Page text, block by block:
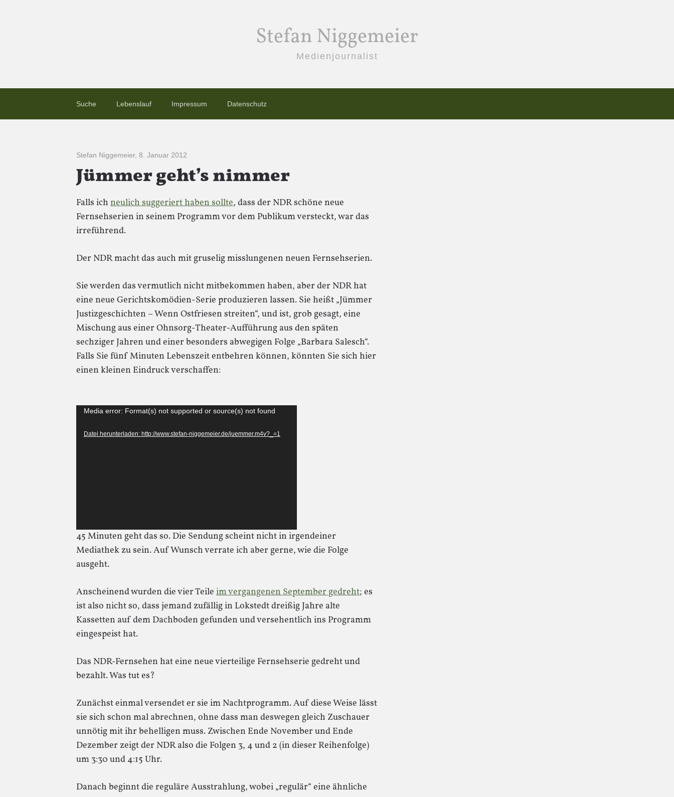
Stefan Niggemeier
Medienjournalist
Suche Lebenslauf Impressum Datenschutz
Stefan Niggemeier, 8. Januar 2012
Jümmer geht’s nimmer
Falls ich neulich suggeriert haben sollte, dass der NDR schöne neue
Fernsehserien in seinem Programm vor dem Publikum versteckt, war das
irreführend.
Der NDR macht das auch mit gruselig misslungenen neuen Fernsehserien.
Sie werden das vermutlich nicht mitbekommen haben, aber der NDR hat
eine neue Gerichtskomödien-Serie produzieren lassen. Sie heißt „Jümmer
Justizgeschichten – Wenn Ostfriesen streiten“, und ist, grob gesagt, eine
Mischung aus einer Ohnsorg-Theater-Aufführung aus den späten
sechziger Jahren und einer besonders abwegigen Folge „Barbara Salesch“.
Falls Sie fünf Minuten Lebenszeit entbehren können, könnten Sie sich hier
einen kleinen Eindruck verschaffen:
Video-
Media error: Format(s) not supported or source(s) not found
Datei herunterladen: http://www.stefan-niggemeier.de/juemmer.m4v?_=1
45 Minuten geht das so. Die Sendung scheint nicht in irgendeiner
Mediathek zu sein. Auf Wunsch verrate ich aber gerne, wie die Folge
ausgeht.
Anscheinend wurden die vier Teile im vergangenen September gedreht; es
ist also nicht so, dass jemand zufällig in Lokstedt dreißig Jahre alte
Kassetten auf dem Dachboden gefunden und versehentlich ins Programm
eingespeist hat.
Das NDR-Fernsehen hat eine neue vierteilige Fernsehserie gedreht und
bezahlt. Was tut es?
Zunächst einmal versendet er sie im Nachtprogramm. Auf diese Weise lässt
sie sich schon mal abrechnen, ohne dass man deswegen gleich Zuschauer
unnötig mit ihr behelligen muss. Zwischen Ende November und Ende
Dezember zeigt der NDR also die Folgen 3, 4 und 2 (in dieser Reihenfolge)
um 3:30 und 4:15 Uhr.
Danach beginnt die reguläre Ausstrahlung, wobei „regulär“ eine ähnliche